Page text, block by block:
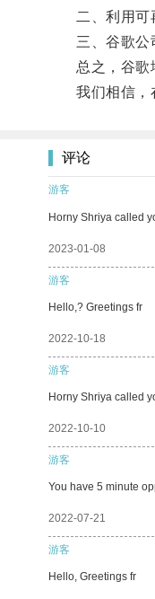
二、利用可再
三、谷歌公司
总之，谷歌地
我们相信，在
评论
游客
Horny Shriya called
2023-01-08
游客
Hello,? Greetings fr
2022-10-18
游客
Horny Shriya called
2022-10-10
游客
You have 5 minute
2022-07-21
游客
Hello, Greetings fr